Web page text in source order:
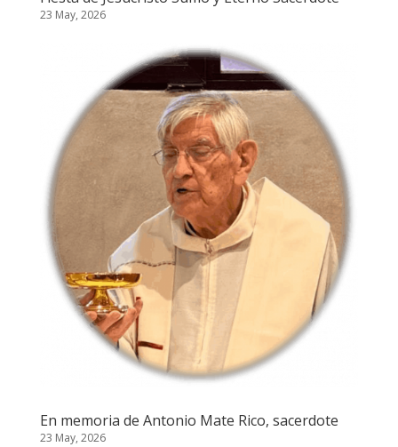
23 May, 2026
En memoria de Antonio Mate Rico, sacerdote
23 May, 2026